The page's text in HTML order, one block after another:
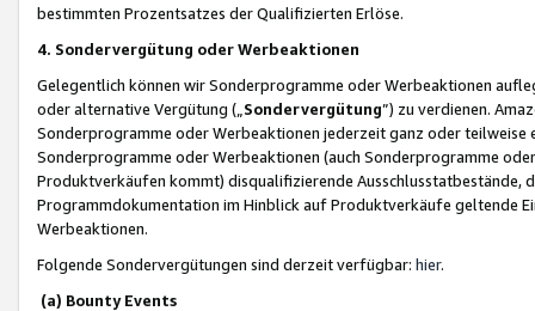
bestimmten Prozentsatzes der Qualifizierten Erlöse.
4. Sondervergütung oder Werbeaktionen
Gelegentlich können wir Sonderprogramme oder Werbeaktionen
oder alternative Vergütung („ Sondervergütung”) zu verdienen.
Sonderprogramme oder Werbeaktionen jederzeit ganz oder
Sonderprogramme oder Werbeaktionen (auch Sonderprogramme
Produktverkäufen kommt) disqualifizierende Ausschlusstatbestände,
Programmdokumentation im Hinblick auf Produktverkäufe geltende
Werbeaktionen.
Folgende Sondervergütungen sind derzeit verfügbar: hier.
(a) Bounty Events